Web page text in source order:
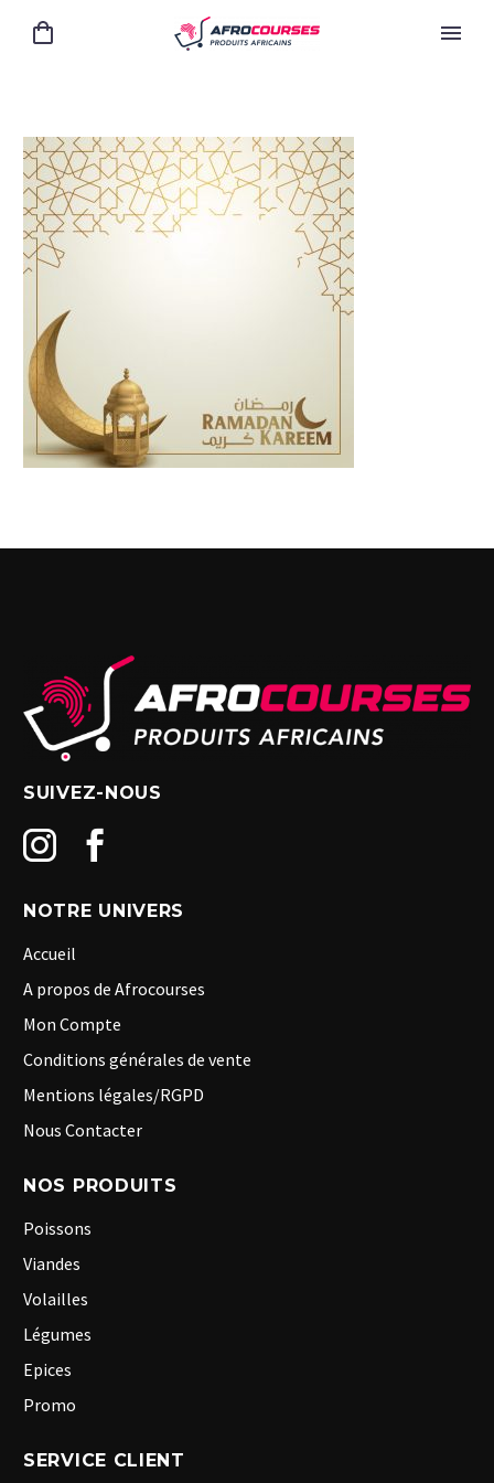
SUIVEZ-NOUS
NOTRE UNIVERS
Accueil
A propos de Afrocourses
Mon Compte
Conditions générales de vente
Mentions légales/RGPD
Nous Contacter
NOS PRODUITS
Poissons
Viandes
Volailles
Légumes
Epices
Promo
SERVICE CLIENT